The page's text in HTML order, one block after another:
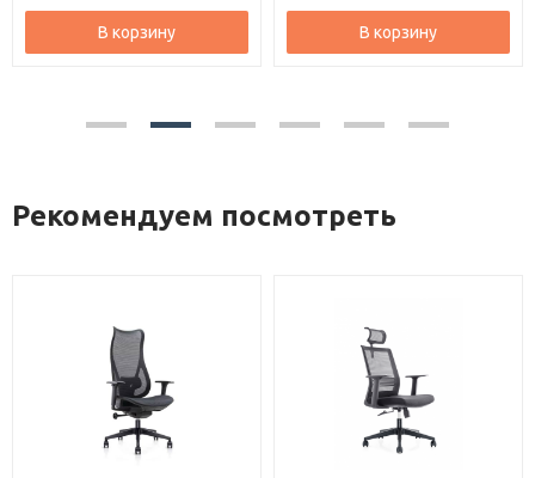
В корзину В корзину
Рекомендуем посмотреть